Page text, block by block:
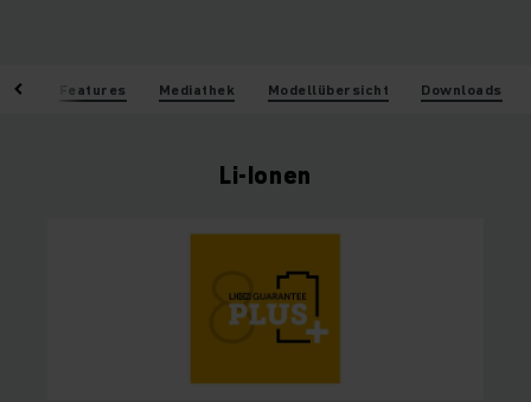
Features Mediathek Modellübersicht Downloads
Li-Ionen